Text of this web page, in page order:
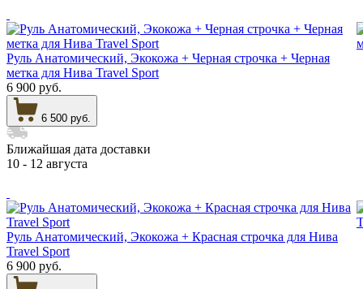
Руль Анатомический, Экокожа + Черная строчка + Черная
метка для Нива Travel Sport
6 900 руб.
6 500 руб.
Ближайшая дата доставки
10 - 12 августа
Руль Анатомический, Экокожа + Красная строчка для Нива
Travel Sport
6 900 руб.